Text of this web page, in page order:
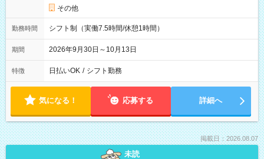
その他
勤務時間 シフト制（実働7.5時間/休憩1時間）
期間 2026年9月30日～10月13日
特徴 日払いOK / シフト勤務
気になる！ 応募する 詳細へ
掲載日：2026.08.07
未読